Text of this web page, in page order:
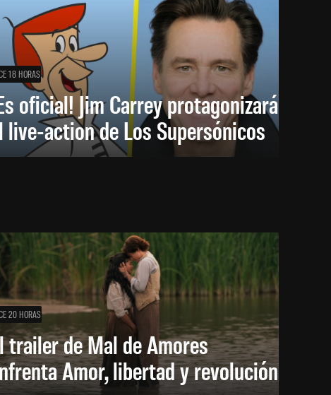
18 HORAS
oficial! Jim Carrey protagonizará
live-action de Los Supersónicos
20 HORAS
trailer de Mal de Amores
Amor, libertad y revolución